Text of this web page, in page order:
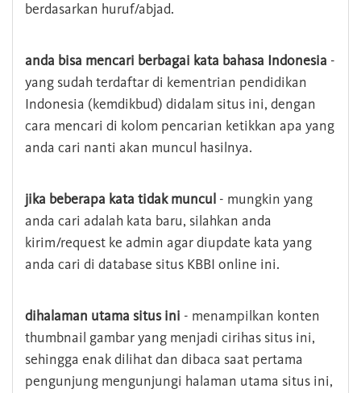
berdasarkan huruf/abjad.
anda bisa mencari berbagai kata bahasa Indonesia -
yang sudah terdaftar di kementrian pendidikan
Indonesia (kemdikbud) didalam situs ini, dengan
cara mencari di kolom pencarian ketikkan apa yang
anda cari nanti akan muncul hasilnya.
jika beberapa kata tidak muncul - mungkin yang
anda cari adalah kata baru, silahkan anda
kirim/request ke admin agar diupdate kata yang
anda cari di database situs KBBI online ini.
dihalaman utama situs ini - menampilkan konten
thumbnail gambar yang menjadi cirihas situs ini,
sehingga enak dilihat dan dibaca saat pertama
pengunjung mengunjungi halaman utama situs ini,